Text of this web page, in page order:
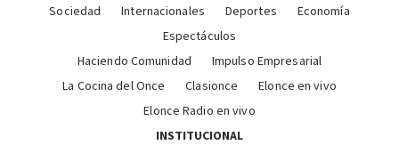
Sociedad
Internacionales Deportes
Economía
Espectáculos
Haciendo Comunidad
Impulso Empresarial
La Cocina del Once
Clasionce
Elonce en vivo
Elonce Radio en vivo
INSTITUCIONAL